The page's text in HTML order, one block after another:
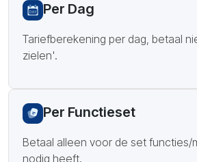
Per Dag
Tariefberekening per dag, betaal
zielen'.
Per Functieset
Betaal alleen voor de set functies/
nodig heeft.